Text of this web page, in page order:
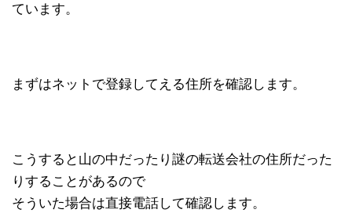
ています。
まずはネットで登録してえる住所を確認します。
こうすると山の中だったり謎の転送会社の住所だった
りすることがあるので
そういた場合は直接電話して確認します。